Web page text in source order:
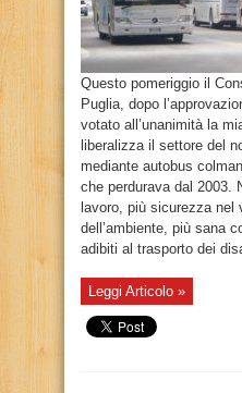
Questo pomeriggio il
Puglia, dopo
votato all’unanimità la
liberalizza il settore del
mediante autobus
che perdurava dal 2003.
lavoro, più sicurezza nel
dell’ambiente, più sana
adibiti al trasporto dei
Leggi Articolo »